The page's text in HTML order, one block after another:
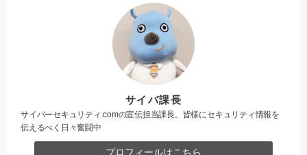
サイバ課長
サイバーセキュリティ.comの宣伝担当課長。皆様にセキュリティ情報を
伝えるべく日々奮闘中
プロフィールはこちら